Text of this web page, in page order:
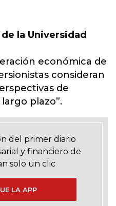
la Universidad
económica de
consideran
de
plazo”.
del primer diario
y financiero de
solo un clic
LA APP